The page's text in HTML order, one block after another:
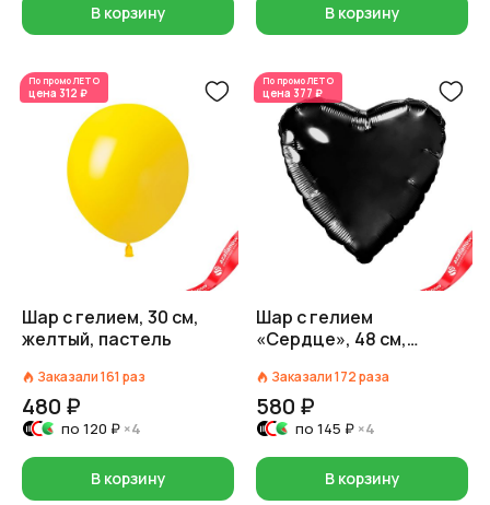
В корзину В корзину
По промоЛЕТО
цена 312 ₽
Шар с гелием, 30 см,
желтый, пастель
Заказали161 раз
480 ₽
по 120 ₽ ×4
В корзину
По промоЛЕТО
цена 377 ₽
Шар с гелием
«Сердце», 48 см,
Заказали172раза
580 ₽
по 145 ₽ ×4
В корзину